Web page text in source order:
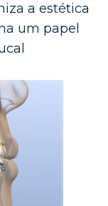
a estética
um papel